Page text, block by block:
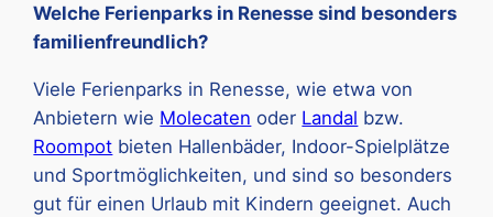
Welche Ferienparks in Renesse sind besonders
familienfreundlich?
Viele Ferienparks in Renesse, wie etwa von
Anbietern wie Molecaten oder Landal bzw.
Roompot bieten Hallenbäder, Indoor-Spielplätze
und Sportmöglichkeiten, und sind so besonders
gut für einen Urlaub mit Kindern geeignet. Auch